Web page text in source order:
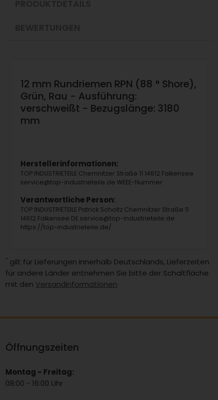
12 mm Rundriemen RPN (88 ° Shore),
Grün, Rau - Ausführung:
verschweißt - Bezugslänge: 3180
mm
Herstellerinformationen:
TOP INDUSTRIETEILE Chemnitzer Straße 11 14612 Falkensee
service@top-industrieteile.de WEEE-Nummer:
Verantwortliche Person:
TOP INDUSTRIETEILE Patrick Scholtz Chemnitzer Straße 11
14612 Falkensee DE service@top-industrieteile.de
https://top-industrieteile.de/
* gilt für Lieferungen innerhalb Deutschlands, Lieferzeiten
für andere Länder entnehmen Sie bitte der Schaltfläche
mit den Versandinformationen
Öffnungszeiten
Montag - Freitag:
08:00 - 16:00 Uhr